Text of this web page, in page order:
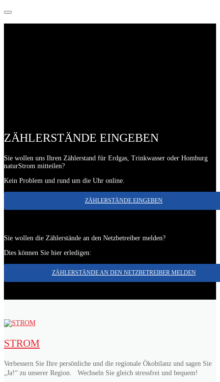
ZÄHLERSTÄNDE EINGEBEN
Sie wollen uns Ihren Zählerstand für Erdgas, Trinkwasser oder Homburg
naturStrom mitteilen?
Kein Problem und rund um die Uhr online.
ZÄHLERSTÄNDE EINGEBEN
Sie wollen die Zählerstände an den Netzbetreiber melden?
Dies können Sie hier erledigen:
ZÄHLERSTÄNDE AN DEN NETZBETREIBER MELDEN
STROM
Verbessern Sie Ihre persönliche und die regionale Ökobilanz und sagen Sie
„Ja!“ zu unserer Region. Wechseln Sie gleich stressfrei und bequem!